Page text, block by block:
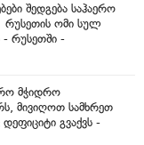
შედგება საჰაერო
რუსეთის ომი სულ
- რუსეთში -
მჭიდრო
მივიღოთ სამხრეთ
გვაქვს -